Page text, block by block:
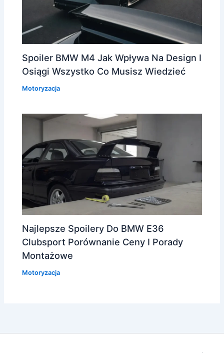
Spoiler BMW M4 Jak Wpływa Na Design I
Osiągi Wszystko Co Musisz Wiedzieć
Motoryzacja
Najlepsze Spoilery Do BMW E36
Clubsport Porównanie Ceny I Porady
Montażowe
Motoryzacja